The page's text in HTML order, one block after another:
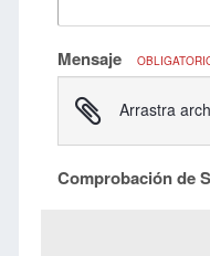
Mensaje
Arrastra
Comprobación de